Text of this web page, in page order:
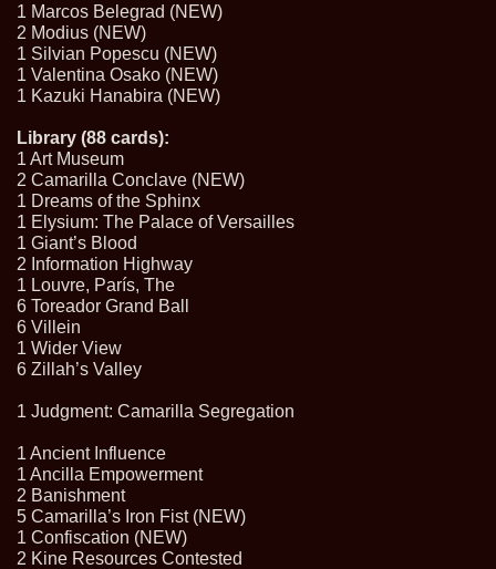
1 Marcos Belegrad (NEW)
2 Modius (NEW)
1 Silvian Popescu (NEW)
1 Valentina Osako (NEW)
1 Kazuki Hanabira (NEW)
Library (88 cards):
1 Art Museum
2 Camarilla Conclave (NEW)
1 Dreams of the Sphinx
1 Elysium: The Palace of Versailles
1 Giant’s Blood
2 Information Highway
1 Louvre, París, The
6 Toreador Grand Ball
6 Villein
1 Wider View
6 Zillah’s Valley
1 Judgment: Camarilla Segregation
1 Ancient Influence
1 Ancilla Empowerment
2 Banishment
5 Camarilla’s Iron Fist (NEW)
1 Confiscation (NEW)
2 Kine Resources Contested